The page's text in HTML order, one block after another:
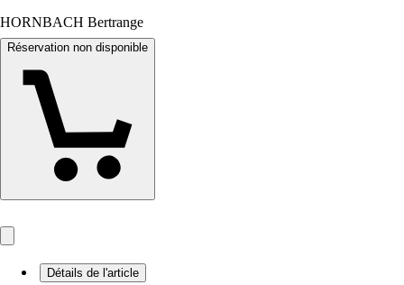
HORNBACH Bertrange
Réservation non disponible
Détails de l'article